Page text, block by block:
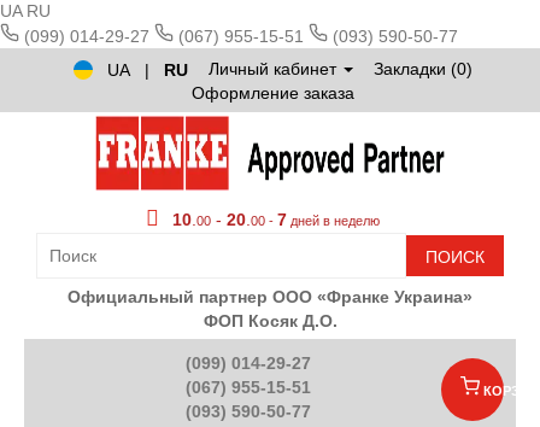
UA RU
(099) 014-29-27
(067) 955-15-51
(093) 590-50-77
UA
| RU Личный кабинет
Закладки (0)
Оформление заказа
10 00 - 20 00 - 7 дней в неделю
ПОИСК
Официальный партнер ООО «Франке Украина»
ФОП Косяк Д.О.
(099) 014-29-27
(067) 955-15-51
(093) 590-50-77